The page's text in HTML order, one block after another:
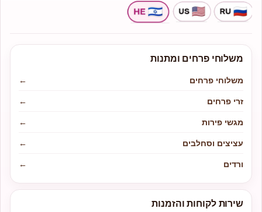
משלוחי פרחים ומתנות
משלוחי פרחים
←
זרי פרחים
←
מגשי פירות
←
עציצים וסחלבים
←
ורדים
←
שירות לקוחות והזמנות